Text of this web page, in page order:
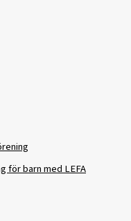
för barn med LEFA